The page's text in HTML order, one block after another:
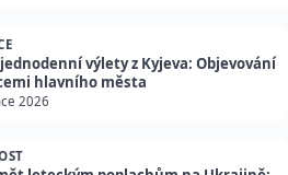
výlety z Kyjeva: Objevování
hlavního města
2026